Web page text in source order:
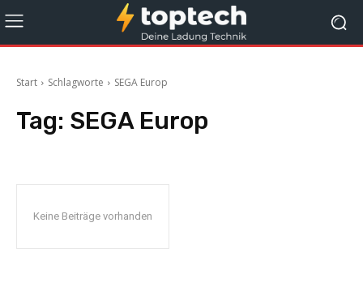
Start Schlagworte SEGA Europ
Tag: SEGA Europ
Keine Beiträge vorhanden